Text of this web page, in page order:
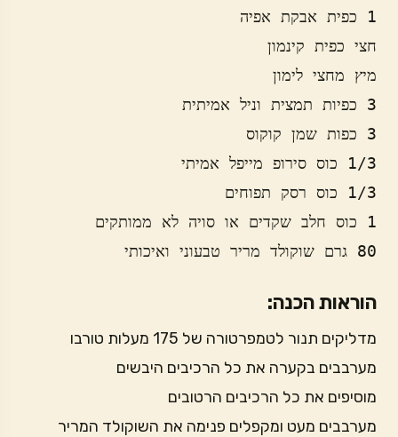
80 גרם שוקולד מריר טבעוני ואיכותי
הוראות הכנה:
מדליקים תנור לטמפרטורה של 175 מעלות טורבו
מערבבים בקערה את כל הרכיבים היבשים
מוסיפים את כל הרכיבים הרטובים
מערבבים מעט ומקפלים פנימה את השוקולד המריר